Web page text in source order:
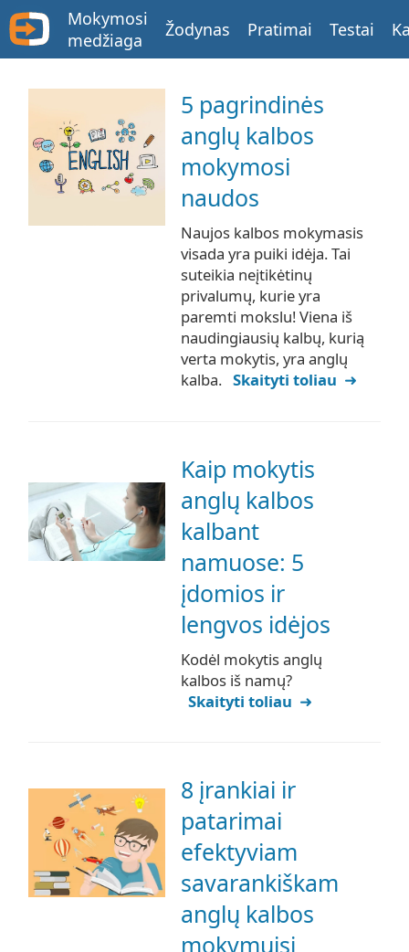
Mokymosi
medžiaga
Žodynas Pratimai Testai
5 pagrindinės
anglų kalbos
mokymosi
naudos
Naujos kalbos mokymasis
visada yra puiki idėja. Tai
suteikia neįtikėtinų
privalumų, kurie yra
paremti mokslu! Viena iš
naudingiausių kalbų, kurią
verta mokytis, yra anglų
kalba. Skaityti toliau
Kaip mokytis
anglų kalbos
kalbant
namuose: 5
įdomios ir
lengvos idėjos
Kodėl mokytis anglų
kalbos iš namų?
Skaityti toliau
8 įrankiai ir
patarimai
efektyviam
savarankiškam
anglų kalbos
mokymuisi